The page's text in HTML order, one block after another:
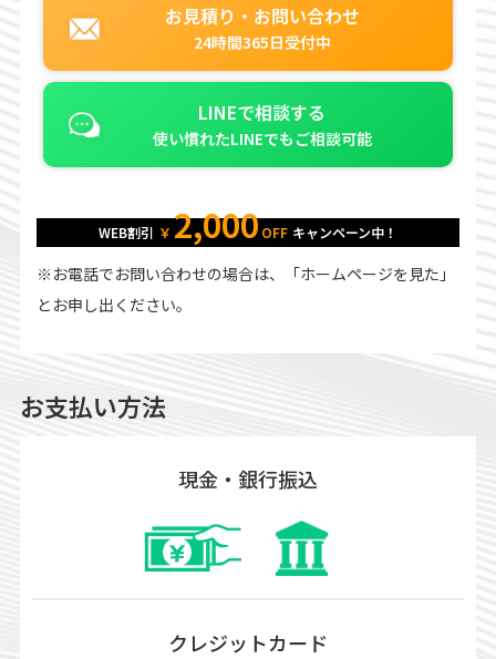
お見積り・お問い合わせ
24時間365日受付中
LINEで相談する
使い慣れたLINEでもご相談可能
WEB割引 ￥ 2,000OFF キャンペーン中！
※お電話でお問い合わせの場合は、「ホームページを見た」
とお申し出ください。
お支払い方法
現金・銀行振込
クレジットカード